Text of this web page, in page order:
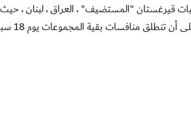
قيرغستان "المستضيف" ، العراق ، لبنان ، حيث
ستنطلق التصفيات يوم 14 سبتمبر